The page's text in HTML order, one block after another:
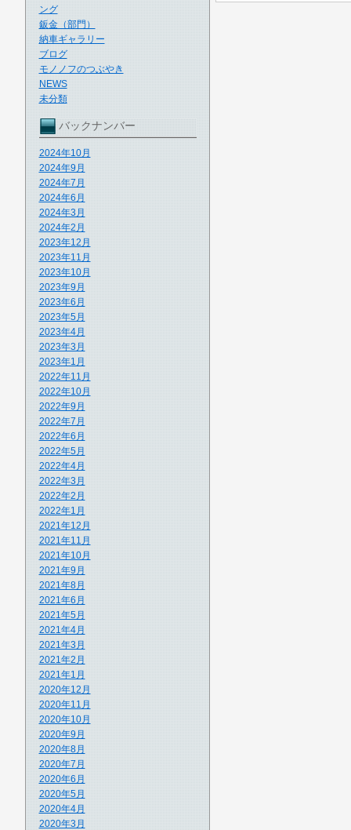
ング
鈑金（部門）
納車ギャラリー
ブログ
モノノフのつぶやき
NEWS
未分類
バックナンバー
2024年10月
2024年9月
2024年7月
2024年6月
2024年3月
2024年2月
2023年12月
2023年11月
2023年10月
2023年9月
2023年6月
2023年5月
2023年4月
2023年3月
2023年1月
2022年11月
2022年10月
2022年9月
2022年7月
2022年6月
2022年5月
2022年4月
2022年3月
2022年2月
2022年1月
2021年12月
2021年11月
2021年10月
2021年9月
2021年8月
2021年6月
2021年5月
2021年4月
2021年3月
2021年2月
2021年1月
2020年12月
2020年11月
2020年10月
2020年9月
2020年8月
2020年7月
2020年6月
2020年5月
2020年4月
2020年3月